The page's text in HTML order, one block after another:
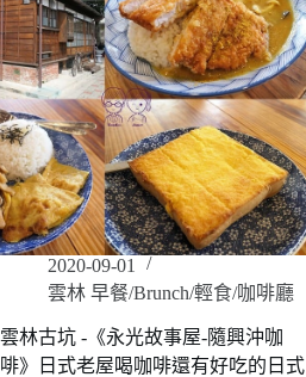
2020-09-01
雲林 早餐/Brunch/輕食/咖啡廳
雲林古坑 -《永光故事屋-隨興沖咖
啡》日式老屋喝咖啡還有好吃的日式